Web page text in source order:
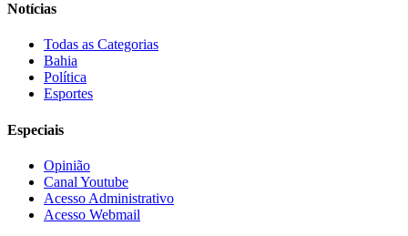
Notícias
Todas as Categorias
Bahia
Política
Esportes
Especiais
Opinião
Canal Youtube
Acesso Administrativo
Acesso Webmail